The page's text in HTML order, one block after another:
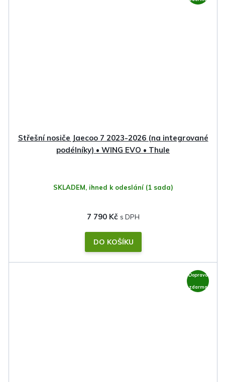
Střešní nosiče Jaecoo 7 2023-2026 (na integrované
podélníky) • WING EVO • Thule
SKLADEM, ihned k odeslání (1 sada)
7 790 Kč
DO KOŠÍKU
Doprava
zdarma